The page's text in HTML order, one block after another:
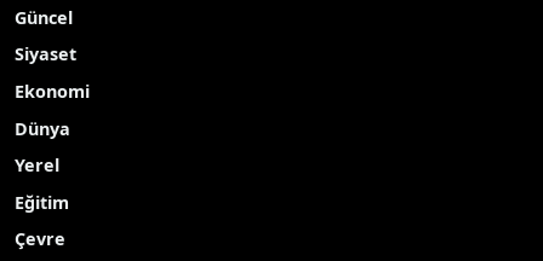
Güncel
Siyaset
Ekonomi
Dünya
Yerel
Eğitim
Çevre